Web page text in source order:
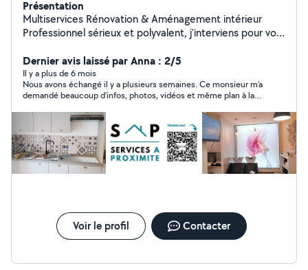
Présentation
Multiservices Rénovation & Aménagement intérieur
Professionnel sérieux et polyvalent, j'interviens pour vos
Électricité - Carrelage & faïence - Montage de meubles
& cuisines - Travail propre, soigné et durable - Analyse
précise de votre besoin - Respect des délais - Conseils
clairs et transparents Chaque chantier est réalisé avec
rigueur et souci du détail. Un projet ? Une réparation ?
Besoin d'un devis rapide ? Contactez-moi (06-84-87-48-
10), réponse rapide assurée.
Dernier avis laissé par Anna : 2/5
Il y a plus de 6 mois
Nous avons échangé il y a plusieurs semaines. Ce monsieur m’a
demandé beaucoup d’infos, photos, vidéos et même plan à la
relances (lues sur Whatssap) toujours sans réponse. Je ne
donne pas suite car pas réactif du tout.
Voir le profil Contacter